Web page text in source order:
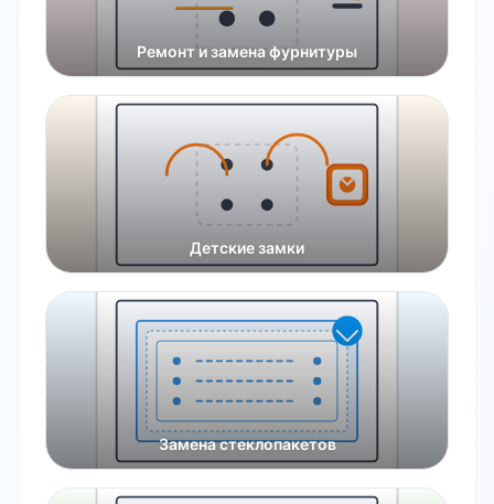
Ремонт и замена фурнитуры
Детские замки
Замена стеклопакетов